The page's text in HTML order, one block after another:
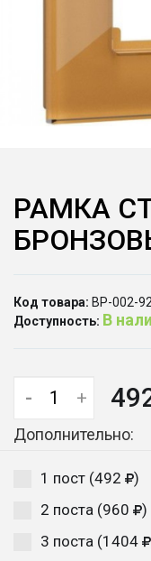
РАМКА
Код товара: ВР-002-
Доступность: В
- +
Дополнительно:
1 пост (492
)
2 поста (960
)
3 поста (1404